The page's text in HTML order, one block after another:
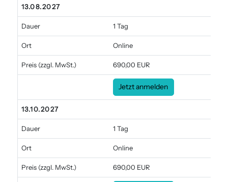
13.08.2027
Dauer 1 Tag
Ort Online
Preis (zzgl. MwSt.) 690,00 EUR
Jetzt anmelden
13.10.2027
Dauer 1 Tag
Ort Online
Preis (zzgl. MwSt.) 690,00 EUR